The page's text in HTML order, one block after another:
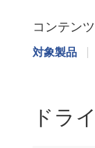
I
ア
コンテン
対象製品
ドラ